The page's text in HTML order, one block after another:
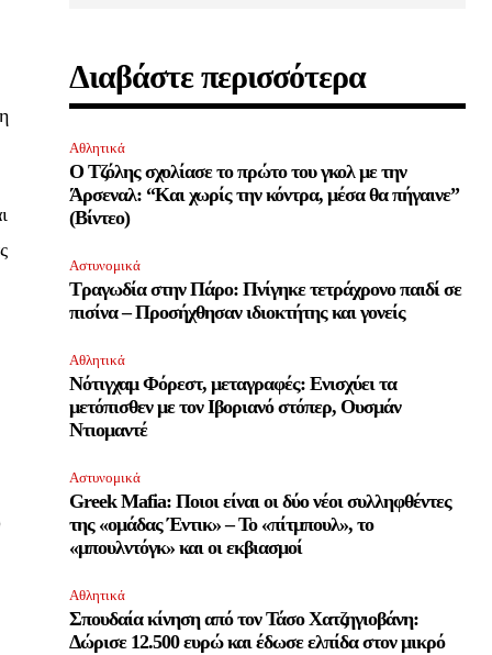
Διαβάστε περισσότερα
Αθλητικά
Ο Τζόλης σχολίασε το πρώτο του γκολ με την
Άρσεναλ: “Και χωρίς την κόντρα, μέσα θα πήγαινε”
(Βίντεο)
Αστυνομικά
Τραγωδία στην Πάρο: Πνίγηκε τετράχρονο παιδί σε
πισίνα – Προσήχθησαν ιδιοκτήτης και γονείς
Αθλητικά
Νότιγχαμ Φόρεστ, μεταγραφές: Ενισχύει τα
μετόπισθεν με τον Ιβοριανό στόπερ, Ουσμάν
Ντιομαντέ
Αστυνομικά
Greek Mafia: Ποιοι είναι οι δύο νέοι συλληφθέντες
της «ομάδας Έντικ» – Το «πίτμπουλ», το
«μπουλντόγκ» και οι εκβιασμοί
Αθλητικά
Σπουδαία κίνηση από τον Τάσο Χατζηγιοβάνη:
Δώρισε 12.500 ευρώ και έδωσε ελπίδα στον μικρό